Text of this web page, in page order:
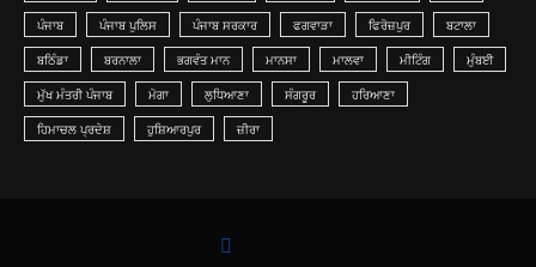
ਪੰਜਾਬ ਪੰਜਾਬ ਪੁਲਿਸ ਪੰਜਾਬ ਸਰਕਾਰ ਫਗਵਾੜਾ ਫਿਰੋਜ਼ਪੁਰ ਬਟਾਲਾ
ਬਠਿੰਡਾ ਬਰਨਾਲਾ ਭਗਵੰਤ ਮਾਨ ਮਾਨਸਾ ਮਾਲਵਾ ਮੀਟਿੰਗ ਮੁੰਬਈ
ਮੁੱਖ ਮੰਤਰੀ ਪੰਜਾਬ ਮੋਗਾ ਲੁ‎ਧਿਆਣਾ ਸੰਗਰੂਰ ਹਰਿਆਣਾ
ਹਿਮਾਚਲ ਪ੍ਰਦੇਸ਼ ਹੁਸ਼ਿਆਰਪੁਰ ਜ਼ੀਰਾ